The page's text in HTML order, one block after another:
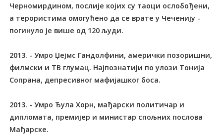
Черномирдином, послије којих су таоци ослобођени,
а терористима омогућено да се врате у Чеченију -
погинуло је више од 120 људи.
2013. - Умро Џејмс Гандолфини, амерички позоришни,
филмски и ТВ глумац. Најпознатији по улози Тонија
Сопрана, депресивног мафијашког боса.
2013. - Умро Ђула Хорн, мађарски политичар и
дипломата, премијер и министар спољних послова
Мађарске.